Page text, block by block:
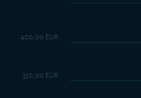
350,00 EUR
400,00 EUR